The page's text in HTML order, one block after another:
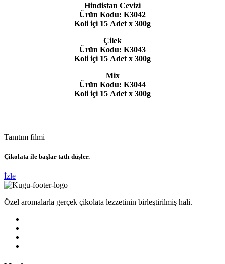
Hindistan Cevizi
Ürün Kodu: K3042
​​​​Koli içi 15 Adet x 300g
Çilek
Ürün Kodu: K3043
​​​​Koli içi 15 Adet x 300g
Mix
Ürün Kodu: K3044
​​​​Koli içi 15 Adet x 300g
Tanıtım filmi
Çikolata ile başlar tatlı düşler.
İzle
Özel aromalarla gerçek çikolata lezzetinin birleştirilmiş hali.